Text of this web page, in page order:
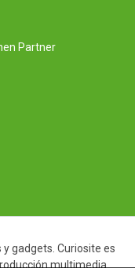
Partner
gadgets. Curiosite es
multimedia